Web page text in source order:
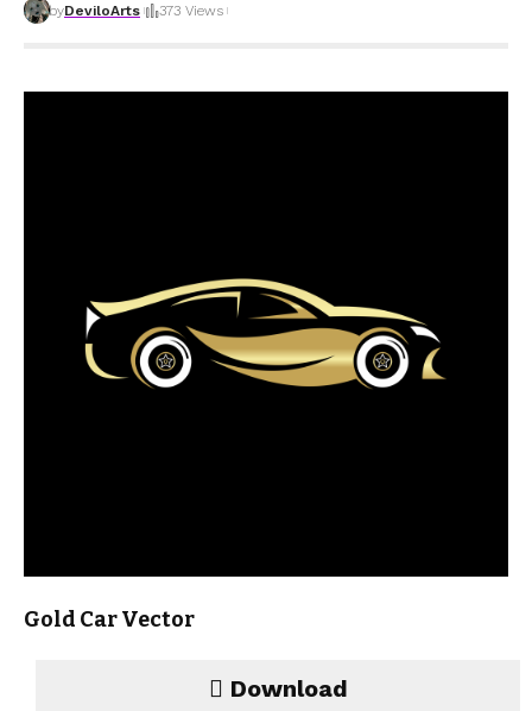
byDeviloArts 373 Views
Gold Car Vector
Download